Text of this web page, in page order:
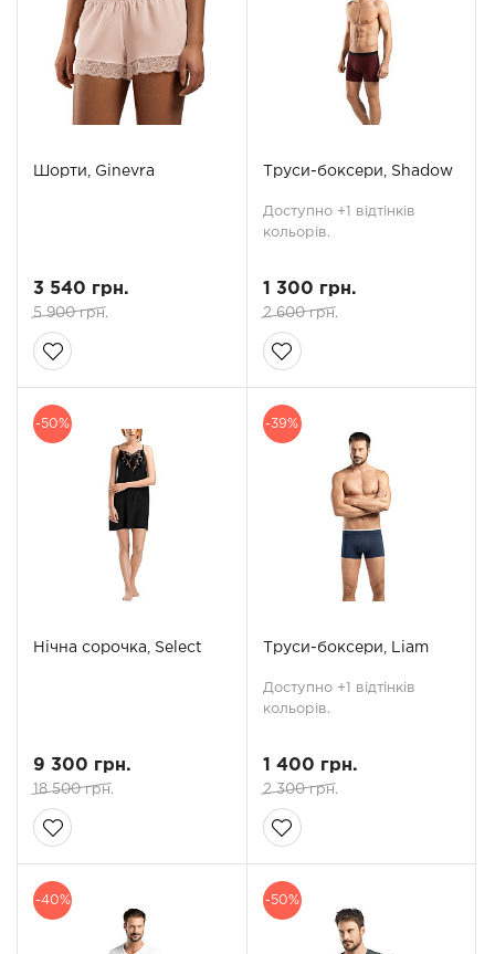
Шорти, Ginevra
3 540 грн.
5 900 грн.
Труси-боксери, Shadow
Доступно +1 відтінків
кольорів.
1 300 грн.
2 600 грн.
-50%
Нічна сорочка, Select
9 300 грн.
18 500 грн.
-39%
Труси-боксери, Liam
Доступно +1 відтінків
кольорів.
1 400 грн.
2 300 грн.
-40% -50%